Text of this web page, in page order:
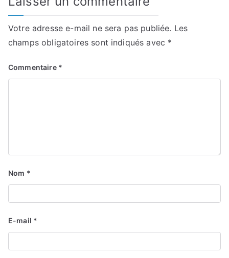
Votre adresse e-mail ne sera pas publiée. Les
champs obligatoires sont indiqués avec *
Commentaire *
Nom *
E-mail *